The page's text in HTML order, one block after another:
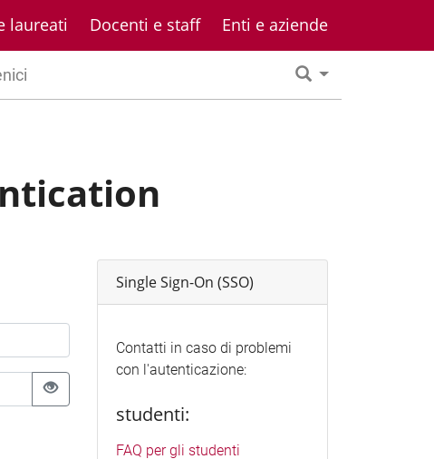
laureati Docenti e staff Enti e aziende
Single Sign-On (SSO)
Contatti in caso di problemi
con l'autenticazione:
studenti:
FAQ per gli studenti